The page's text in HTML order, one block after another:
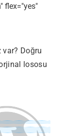
flex="yes"
var? Doğru
lososu